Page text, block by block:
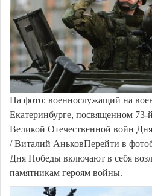
На фото: военнослужащий на
Екатеринбурге, посвященном
Великой Отечественной войн
/ Виталий АньковПерейти в
Дня Победы включают в себя
памятникам героям войны.